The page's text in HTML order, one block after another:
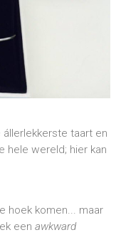
taart en
hele wereld; hier kan
hoek komen... maar
een awkward